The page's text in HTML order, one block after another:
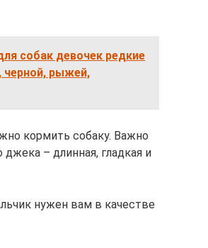
собак девочек редкие
черной, рыжей,
кормить собаку. Важно
– длинная, гладкая и
нужен вам в качестве